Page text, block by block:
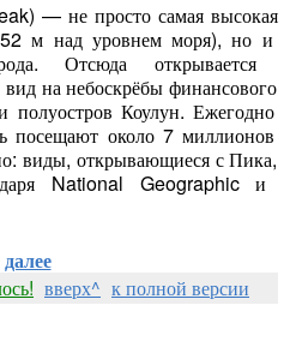
— не просто самая высокая
м надуровнемморя), но и
Отсюда открывается
виднанебоскрёбы финансового
полуостров Коулун. Ежегодно
посещают около7миллионов
виды, открывающиесясПика,
National Geographicи
далее
вверх^ к полной версии